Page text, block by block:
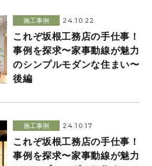
施工事例 24.10.22
これぞ坂根工務店の手仕事！
事例を探求〜家事動線が魅力
のシンプルモダンな住まい〜
後編
施工事例 24.10.17
これぞ坂根工務店の手仕事！
事例を探求〜家事動線が魅力